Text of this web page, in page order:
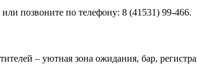
позвоните по телефону: 8 (41531) 99-466.
– уютная зона ожидания, бар,